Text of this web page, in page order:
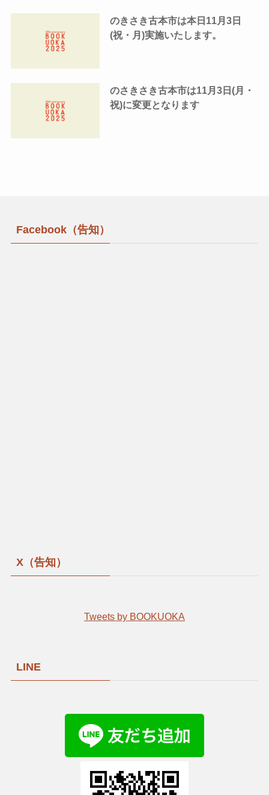
のきさき古本市は本日11月3日
(祝・月)実施いたします。
のさきさき古本市は11月3日(月・
祝)に変更となります
Facebook（告知）
X（告知）
Tweets by BOOKUOKA
LINE